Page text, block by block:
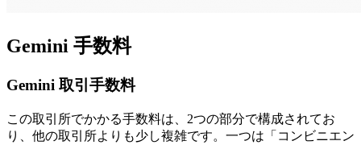
Gemini 手数料
Gemini 取引手数料
この取引所でかかる手数料は、2つの部分で構成されてお
り、他の取引所よりも少し複雑です。一つは「コンビニエン